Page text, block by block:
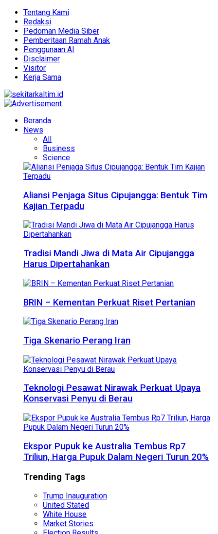
Tentang Kami
Redaksi
Pedoman Media Siber
Pemberitaan Ramah Anak
Penggunaan AI
Disclaimer
Visitor
Kerja Sama
Beranda
News
All
Business
Science
Aliansi Penjaga Situs Cipujangga: Bentuk Tim
Kajian Terpadu
Tradisi Mandi Jiwa di Mata Air Cipujangga
Harus Dipertahankan
BRIN – Kementan Perkuat Riset Pertanian
Tiga Skenario Perang Iran
Teknologi Pesawat Nirawak Perkuat Upaya
Konservasi Penyu di Berau
Ekspor Pupuk ke Australia Tembus Rp7
Triliun, Harga Pupuk Dalam Negeri Turun 20%
Trending Tags
Trump Inauguration
United Stated
White House
Market Stories